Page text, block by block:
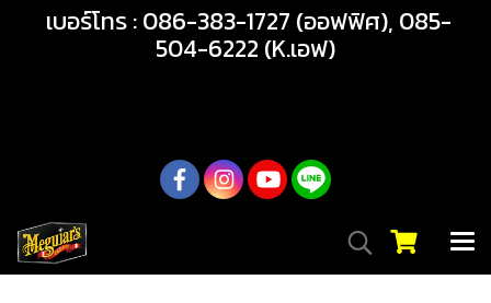
เบอร์โทร : 086-383-1727 (ออฟฟิศ), 085-
504-6222 (K.เอฟ)